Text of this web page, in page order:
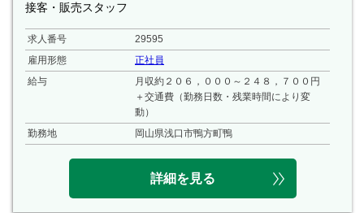
接客・販売スタッフ
求人番号
29595
雇用形態
正社員
給与
月収約２０６，０００～２４８，７００円
＋交通費（勤務日数・残業時間により変
動）
勤務地
岡山県浅口市鴨方町鴨
詳細を見る